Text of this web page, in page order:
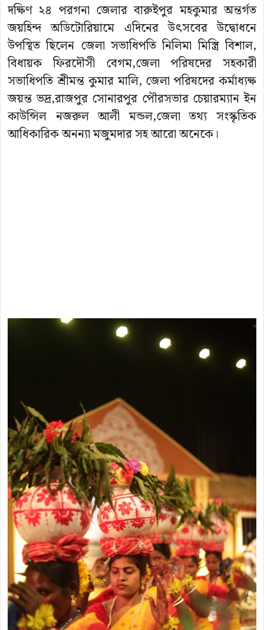
দক্ষিণ ২৪ পরগনা জেলার বারুইপুর মহকুমার অন্তর্গত
জয়হিন্দ অডিটোরিয়ামে এদিনের উৎসবের উদ্বোধনে
উপস্থিত ছিলেন জেলা সভাধিপতি নিলিমা মিস্ত্রি বিশাল,
বিধায়ক ফিরদৌসী বেগম,জেলা পরিষদের সহকারী
সভাধিপতি শ্রীমন্ত কুমার মালি, জেলা পরিষদের কর্মাধ্যক্ষ
জয়ন্ত ভদ্র,রাজপুর সোনারপুর পৌরসভার চেয়ারম্যান ইন
কাউন্সিল নজরুল আলী মন্ডল,জেলা তথ্য সংস্কৃতিক
আধিকারিক অনন্যা মজুমদার সহ আরো অনেকে।